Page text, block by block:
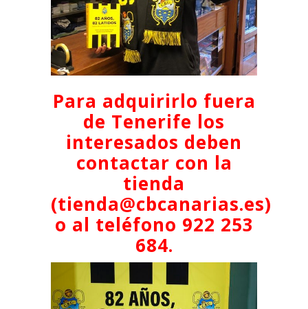
Para adquirirlo fuera
de Tenerife los
interesados deben
contactar con la
tienda
(tienda@cbcanarias.es)
o al teléfono 922 253
684.